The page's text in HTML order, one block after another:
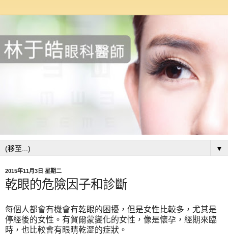
▼
2015年11月3日 星期二
乾眼的危險因子和診斷
每個人都會有機會有乾眼的困擾，但是女性比較多，尤其是
停經後的女性。有賀爾蒙變化的女性，像是懷孕，經期來臨
時，也比較會有眼睛乾澀的症狀。